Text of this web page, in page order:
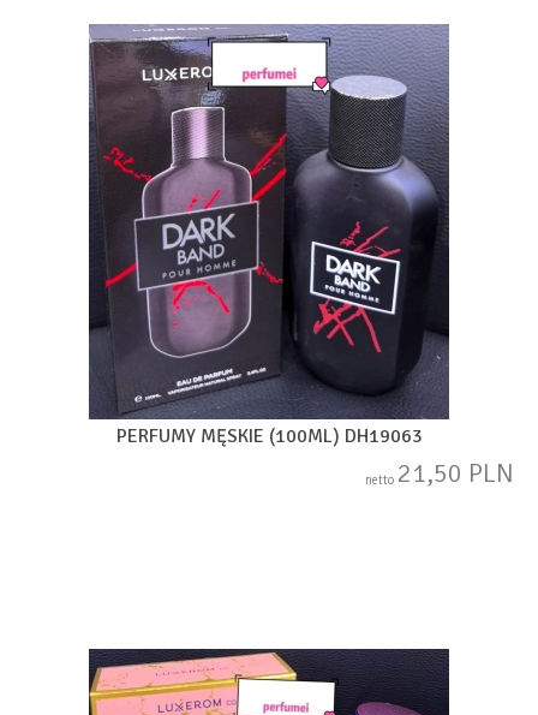
PERFUMY MĘSKIE (100ML) DH19063
netto 21,50 PLN